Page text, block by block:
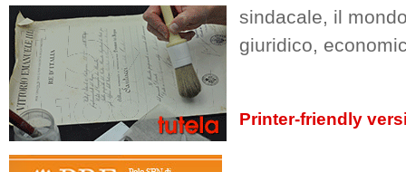
sindacale, il
giuridico,
Printer-friendly